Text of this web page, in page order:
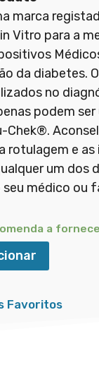
marca
Vitro para a
da diabetes.
no
podem
Chek®.
rotulagem e
um dos
médico ou
a